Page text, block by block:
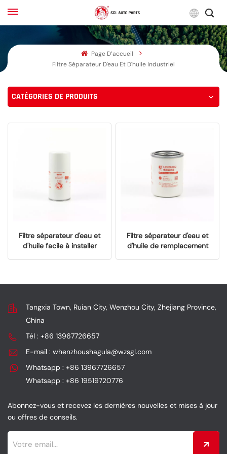
English
Français
español
한국어
Page D’accueil
Filtre Séparateur D'eau Et D'huile Industriel
CATÉGORIES DE PRODUITS
Filtre séparateur d'eau et
d'huile facile à installer
Filtre séparateur d'eau et
d'huile de remplacement
Tangxia Town, Ruian City, Wenzhou City, Zhejiang Province,
China
Tél : +86 13967726657
E-mail : whenzhoushagula@wzsgl.com
Whatsapp : +86 13967726657
Whatsapp : +86 19519720776
Abonnez-vous et recevez les dernières nouvelles et mises à jour
ou offres de conseils.